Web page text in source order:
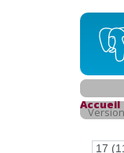
Accueil